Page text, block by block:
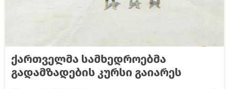
ქართველმა სამხედროებმა
გადამზადების კურსი გაიარეს